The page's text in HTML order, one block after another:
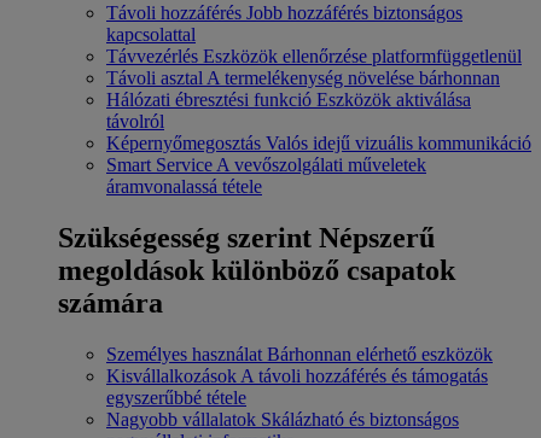
Távoli hozzáférés Jobb hozzáférés biztonságos
kapcsolattal
Távvezérlés Eszközök ellenőrzése platformfüggetlenül
Távoli asztal A termelékenység növelése bárhonnan
Hálózati ébresztési funkció Eszközök aktiválása
távolról
Képernyőmegosztás Valós idejű vizuális kommunikáció
Smart Service A vevőszolgálati műveletek
áramvonalassá tétele
Szükségesség szerint Népszerű
megoldások különböző csapatok
számára
Személyes használat Bárhonnan elérhető eszközök
Kisvállalkozások A távoli hozzáférés és támogatás
egyszerűbbé tétele
Nagyobb vállalatok Skálázható és biztonságos